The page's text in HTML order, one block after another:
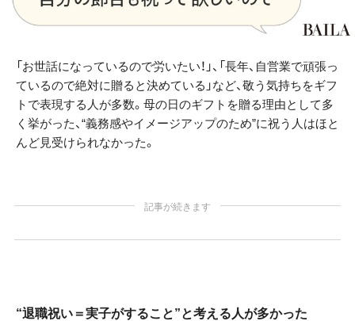
「お世話になっているので労いたい！」、「長年、自営業で頑張っ
ているので絶対に贈ると決めている」など、敬う気持ちをギフ
トで表現する人が多数。母の日のギフトを贈る理由として多
く挙がった、“義務感やイメージアップのため”に祝う人はほと
んど見受けられなかった。
記事が続きます
“退職祝い＝実子がすること”と考える人が多かった